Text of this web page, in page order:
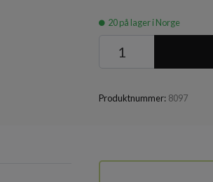
20på lager i Norge
Produktnummer: 8097